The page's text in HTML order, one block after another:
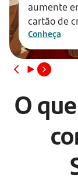
aumente
cartão de
Conheça
O